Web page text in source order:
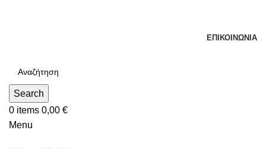
ΕΠΙΚΟΙΝΩΝΊΑ
Search
0 items 0,00 €
Menu